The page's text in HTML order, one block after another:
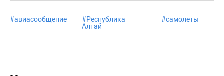
#авиасообщение #Республика
Алтай
#самолеты